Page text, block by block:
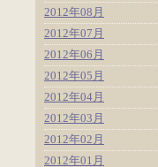
2012年08月
2012年07月
2012年06月
2012年05月
2012年04月
2012年03月
2012年02月
2012年01月